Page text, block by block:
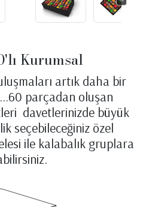
Kurumsal
artık daha bir
parçadan oluşan
davetlerinizde büyük
seçebileceğiniz özel
ile kalabalık gruplara